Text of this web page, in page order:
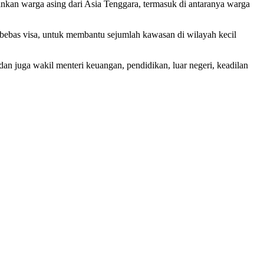
warga asing dari Asia Tenggara, termasuk di antaranya warga
visa, untuk membantu sejumlah kawasan di wilayah kecil
juga wakil menteri keuangan, pendidikan, luar negeri, keadilan